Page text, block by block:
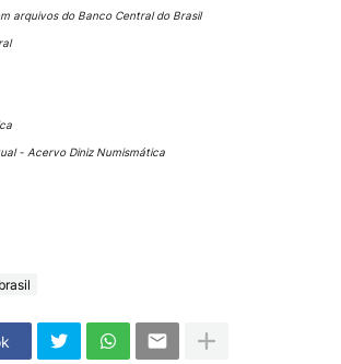
arquivos do Banco Central do Brasil
- Acervo Diniz Numismática